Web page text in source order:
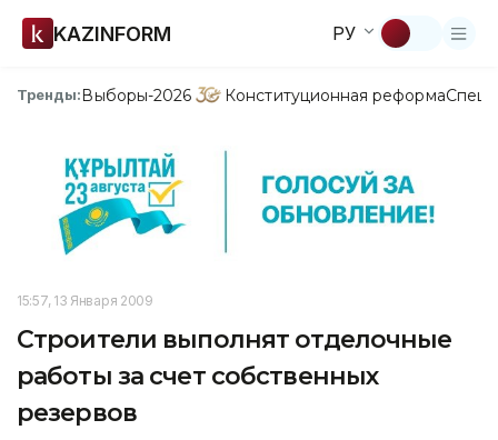
KAZINFORM РУ
Тренды:Выборы-2026 Конституционная реформа
15:57, 13 Января 2009
Строители выполнят отделочные
работы за счет собственных
резервов